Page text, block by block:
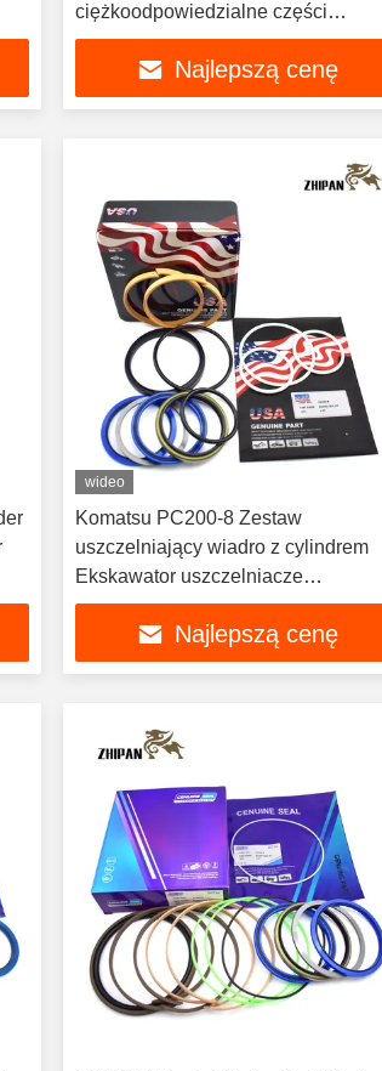
ciężkoodpowiedzialne części
zamienne uszczelnienia
hydraulicznego Jakość OEM
Najlepszą cenę
wideo
Komatsu PC200-8 Zestaw
uszczelniający wiadro z cylindrem
Ekskawator uszczelniacze
hydrauliczne do naprawy i
konserwacjiNajlepszą cenę